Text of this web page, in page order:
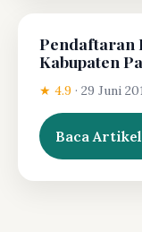
Pendaftaran
Kabupaten
★ 4.9 · 29 Juni
Baca Artikel